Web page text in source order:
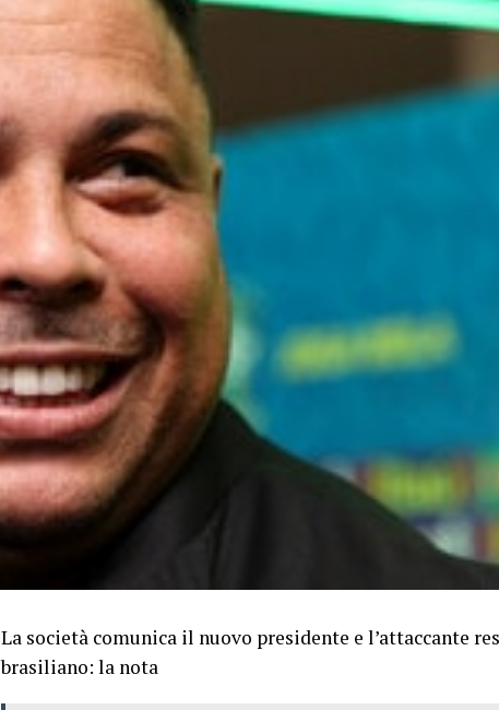
La società comunica il nuovo presidente e l’attaccante
brasiliano: la nota